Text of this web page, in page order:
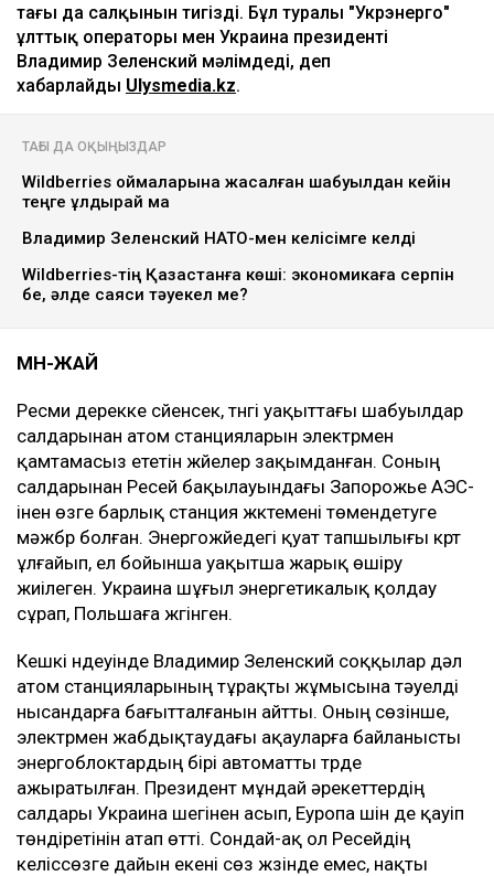
тағы да салқынын тигізді. Бұл туралы "Укрэнерго"
ұлттық операторы мен Украина президенті
Владимир Зеленский мәлімдеді, деп
хабарлайды Ulysmedia.kz.
ТАҒЫ ДА ОҚЫҢЫЗДАР
Wildberries қоймаларына жасалған шабуылдан кейін
теңге құлдырай ма
Владимир Зеленский НАТО-мен келісімге келді
Wildberries-тің Қазақстанға көші: экономикаға серпін
бе, әлде саяси тәуекел ме?
МӘН-ЖАЙ
Ресми дерекке сүйенсек, түнгі уақыттағы шабуылдар
салдарынан атом станцияларын электрмен
қамтамасыз ететін жүйелер зақымданған. Соның
салдарынан Ресей бақылауындағы Запорожье АЭС-
інен өзге барлық станция жүктемені төмендетуге
мәжбүр болған. Энергожүйедегі қуат тапшылығы күрт
ұлғайып, ел бойынша уақытша жарық өшіру
жиілеген. Украина шұғыл энергетикалық қолдау
сұрап, Польшаға жүгінген.
Кешкі үндеуінде Владимир Зеленский соққылар дәл
атом станцияларының тұрақты жұмысына тәуелді
нысандарға бағытталғанын айтты. Оның сөзінше,
электрмен жабдықтаудағы ақауларға байланысты
энергоблоктардың бірі автоматты түрде
ажыратылған. Президент мұндай әрекеттердің
салдары Украина шегінен асып, Еуропа үшін де қауіп
төндіретінін атап өтті. Сондай-ақ ол Ресейдің
келіссөзге дайын екені сөз жүзінде емес, нақты